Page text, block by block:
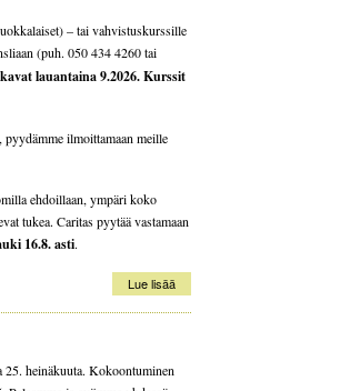
– tai vahvistuskurssille
(puh. 050 434 4260 tai
lauantaina9.2026. Kurssit
ilmoittamaan meille
ehdoillaan, ympäri koko
tukea. Caritas pyytää vastamaan
16.8. asti.
Lue lisää
25. heinäkuuta. Kokoontuminen